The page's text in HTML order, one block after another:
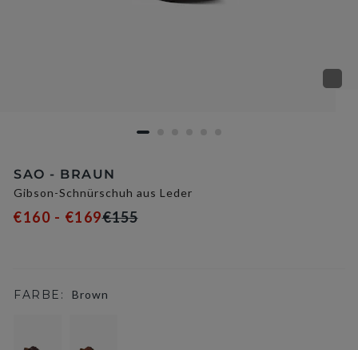
SAO - BRAUN
Gibson-Schnürschuh aus Leder
€160 - €169€155
FARBE: Brown